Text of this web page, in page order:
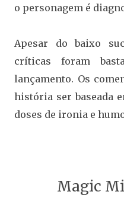
o personagem é
Apesar do baixo
críticas foram
lançamento. Os
história ser baseada
doses de ironia e
Magic